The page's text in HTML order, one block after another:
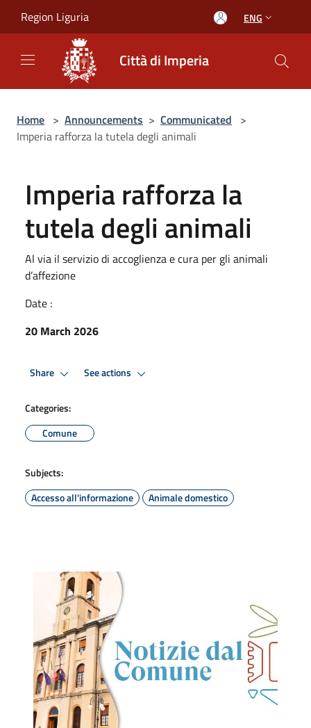
Region Liguria ENG
Città di Imperia
Home > Announcements > Communicated >
Imperia rafforza la tutela degli animali
Imperia rafforza la
tutela degli animali
Al via il servizio di accoglienza e cura per gli animali
d’affezione
Date :
20 March 2026
Share See actions
Categories:
Comune
Subjects:
Accesso all'informazione
Animale domestico